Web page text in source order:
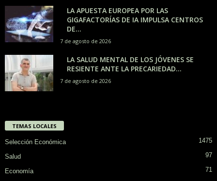
LA APUESTA EUROPEA POR LAS
GIGAFACTORÍAS DE IA IMPULSA CENTROS
DE...
7 de agosto de 2026
LA SALUD MENTAL DE LOS JÓVENES SE
RESIENTE ANTE LA PRECARIEDAD...
7 de agosto de 2026
TEMAS LOCALES
Selección Económica 1475
Salud 97
Economía
71